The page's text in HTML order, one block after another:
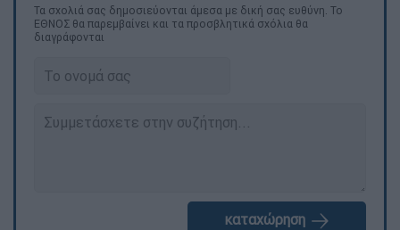
Τα σχολιά σας δημοσιεύονται άμεσα με δική σας ευθύνη. Το
ΕΘΝΟΣ θα παρεμβαίνει και τα προσβλητικά σχόλια θα
διαγράφονται
καταχώρηση